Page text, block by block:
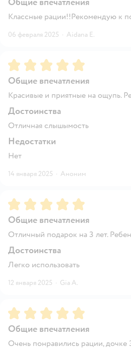
Общие впечатления
Классные рации!!Рекомендую к
06 февраля 2025 · Aidana E.
Рейтинг:5
Общие впечатления
Красивые и приятные на ощупь.
Достоинства
Отличная слышымость
Недостатки
Нет
14 января 2025 · Аноним
Рейтинг:5
Общие впечатления
Отличный подарок на 3 лет.
Достоинства
Легко использовать
12 января 2025 · Gia A.
Рейтинг:5
Общие впечатления
Очень понравились рации, дочке